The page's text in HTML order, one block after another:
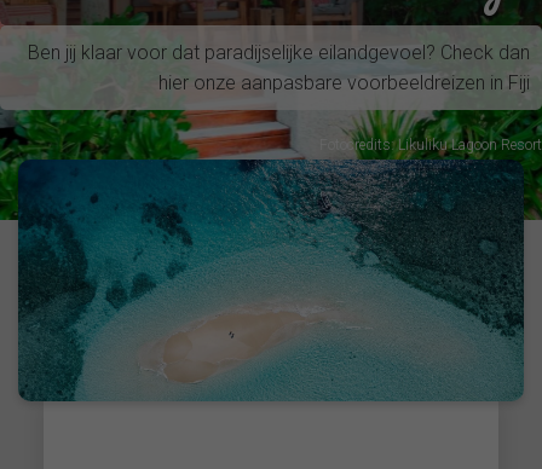
Ben jij klaar voor dat paradijselijke eilandgevoel? Check dan
hier onze aanpasbare voorbeeldreizen in Fiji
Fotocredits: Likuliku Lagoon Resort